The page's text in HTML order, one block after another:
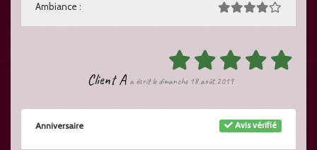
Ambiance :
Client A a écrit le dimanche 18 août 2019
Avis vérifié
Anniversaire